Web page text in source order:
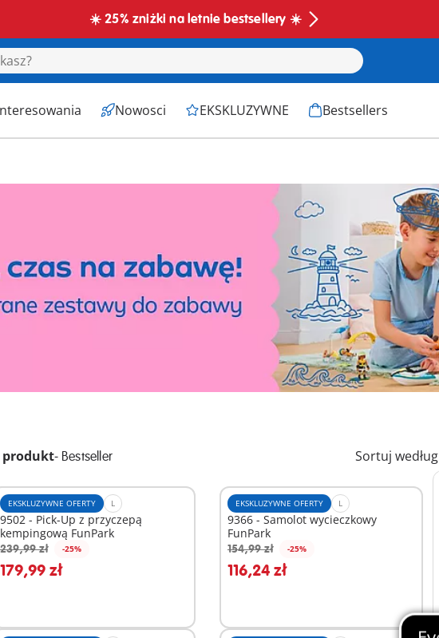
☀️ 25% zniżki na letnie bestsellery ☀️
Nowosci EKSKLUZYWNE Bestsellers
produkt- Bestseller Sortuj według
EKSKLUZYWNE OFERTY L
9502 - Pick-Up z przyczepą
kempingową FunPark
239,99 zł -25%
179,99 zł
Dodaj do koszyka
EKSKLUZYWNE OFERTY L
9366 - Samolot wycieczkowy
FunPark
154,99 zł -25%
116,24 zł
Dodaj do koszyka